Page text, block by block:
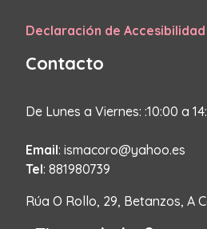
Declaración de Accesibilidad
Contacto
De Lunes a Viernes: :10:00 a
Email: ismacoro@yahoo.es
Tel: 881980739
Rúa O Rollo, 29, Betanzos, A